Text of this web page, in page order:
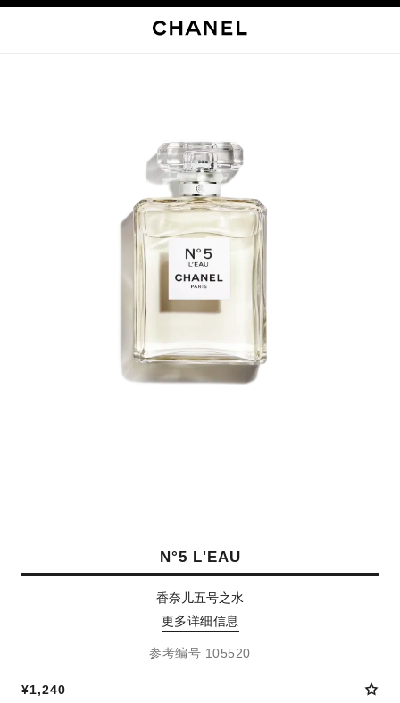
N°5 L'EAU
香奈儿五号之水
更多详细信息
参考编号 105520
¥1,240